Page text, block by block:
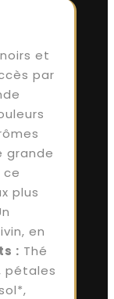
et
par
grande
ce
plus
en
: Thé
pétales